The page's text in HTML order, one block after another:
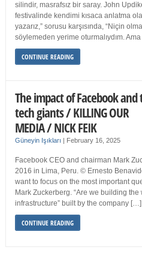
silindir, masrafsız bir saray. John
festivalinde kendimi kısaca anlatma
yazarız,” sorusu karşısında, “Niçin
söylemeden yerime oturmalıydım.
CONTINUE READING
The impact of Facebook and
tech giants / KILLING OUR
MEDIA / NICK FEIK
Güneyin Işıkları | February 16, 2025
Facebook CEO and chairman Mark
2016 in Lima, Peru. © Ernesto
want to focus on the most important
Mark Zuckerberg. “Are we building the
infrastructure” built by the company […]
CONTINUE READING